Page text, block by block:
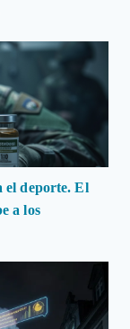
el deporte. El
a los